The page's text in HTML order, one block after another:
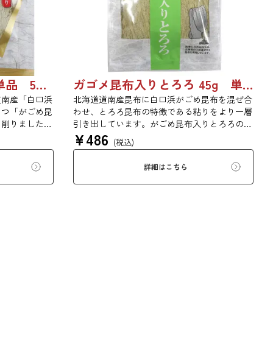
ぜいたくとろろ 22g 単品 5袋セット 20袋セット 1743
産「白口浜
「がごめ昆
りました。
ガゴメ昆布入りとろろ 45g 単品 5袋セット 20袋セット 1774
北海道道南産昆布に白口浜がごめ昆布を混ぜ合
わせ、とろろ昆布の特徴である粘りをより一層
引き出しています。がごめ昆布入りとろろの粘
りと旨味をぜひご賞味ください。
¥486 (税込)
詳細はこちら